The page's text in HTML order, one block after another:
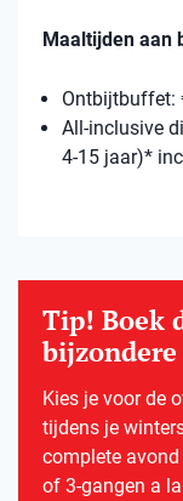
Maaltijden aan
Ontbijtbuffet:
All-inclusive
4-15 jaar)*
Tip! Boek
Kies je voor de
tijdens je
complete
of 3-gangen a